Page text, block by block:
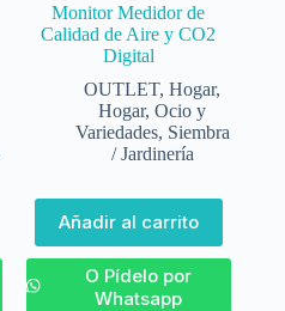
Monitor Medidor de
Calidad de Aire y CO2
Digital
OUTLET,Hogar,
Hogar, Ocio y
Variedades, Siembra
/ Jardinería
Añadir al carrito
O Pídelo por
Whatsapp